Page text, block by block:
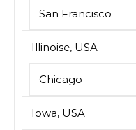
San Francisco
Illinoise, USA
Chicago
Iowa, USA